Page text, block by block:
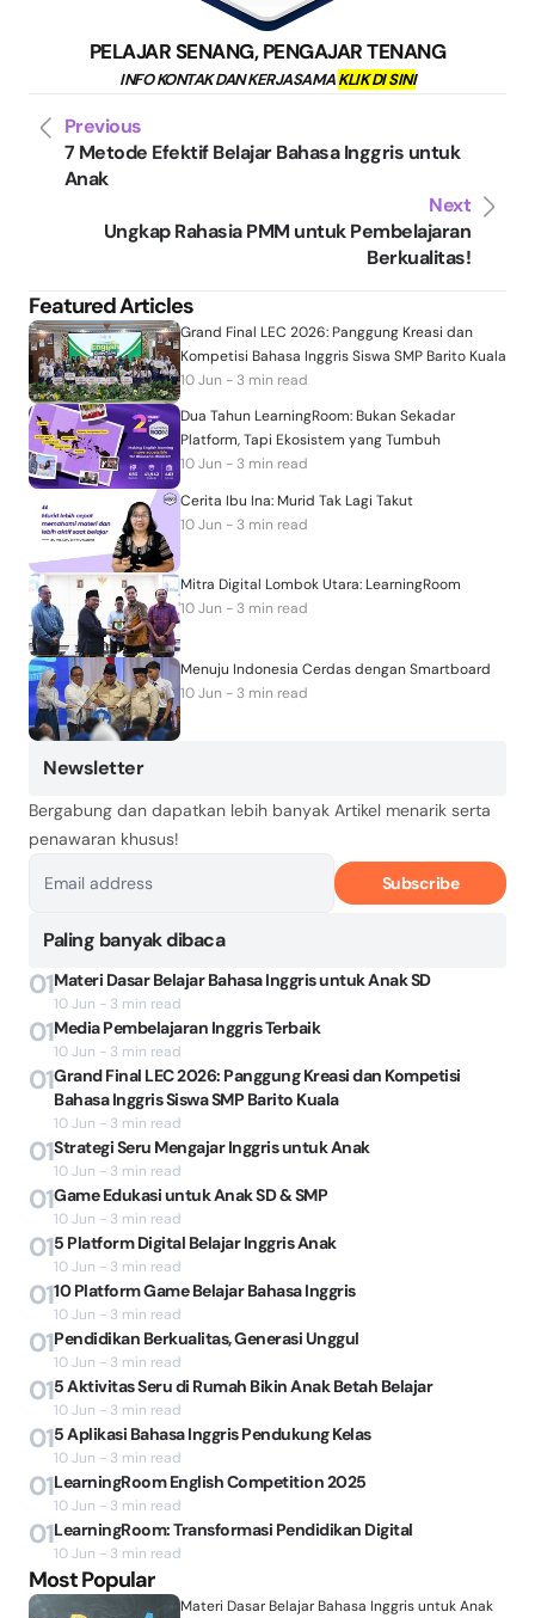
PELAJAR SENANG, PENGAJAR TENANG
INFO KONTAK DAN KERJASAMAKLIK DI SINI
Previous
7 Metode Efektif Belajar Bahasa Inggris untuk
Anak
Next
Ungkap Rahasia PMM untuk Pembelajaran
Berkualitas!
Featured Articles
Grand Final LEC 2026: Panggung Kreasi dan
Kompetisi Bahasa Inggris Siswa SMP Barito Kuala
10 Jun - 3 min read
Dua Tahun LearningRoom: Bukan Sekadar
Platform, Tapi Ekosistem yang Tumbuh
10 Jun - 3 min read
Cerita Ibu Ina: Murid Tak Lagi Takut
10 Jun - 3 min read
Mitra Digital Lombok Utara: LearningRoom
10 Jun - 3 min read
Menuju Indonesia Cerdas dengan Smartboard
10 Jun - 3 min read
Newsletter
Bergabung dan dapatkan lebih banyak Artikel menarik serta
penawaran khusus!
Subscribe
Paling banyak dibaca
01Materi Dasar Belajar Bahasa Inggris untuk Anak SD
10 Jun - 3 min read
01Media Pembelajaran Inggris Terbaik
10 Jun - 3 min read
01Grand Final LEC 2026: Panggung Kreasi dan Kompetisi
Bahasa Inggris Siswa SMP Barito Kuala
10 Jun - 3 min read
01Strategi Seru Mengajar Inggris untuk Anak
10 Jun - 3 min read
01Game Edukasi untuk Anak SD & SMP
10 Jun - 3 min read
015 Platform Digital Belajar Inggris Anak
10 Jun - 3 min read
0110 Platform Game Belajar Bahasa Inggris
10 Jun - 3 min read
01Pendidikan Berkualitas, Generasi Unggul
10 Jun - 3 min read
015 Aktivitas Seru di Rumah Bikin Anak Betah Belajar
10 Jun - 3 min read
015 Aplikasi Bahasa Inggris Pendukung Kelas
10 Jun - 3 min read
01LearningRoom English Competition 2025
10 Jun - 3 min read
01LearningRoom: Transformasi Pendidikan Digital
10 Jun - 3 min read
Most Popular
Materi Dasar Belajar Bahasa Inggris untuk Anak